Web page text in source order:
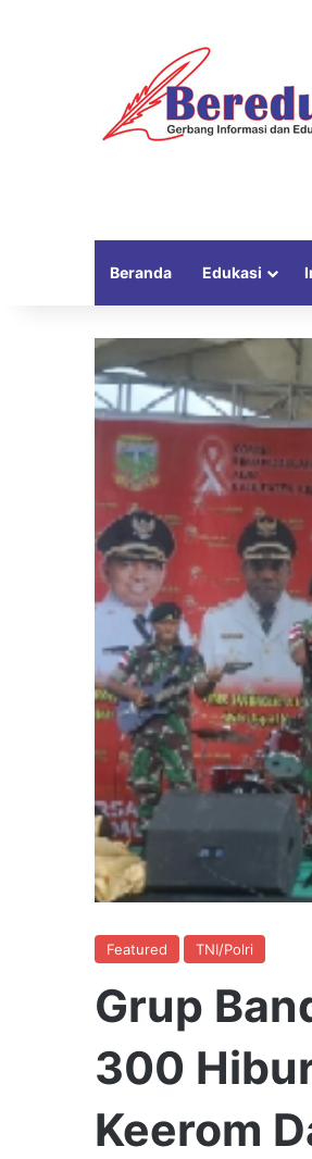
Beranda Edukasi
Featured TNI/Polri
Grup
300
Keerom